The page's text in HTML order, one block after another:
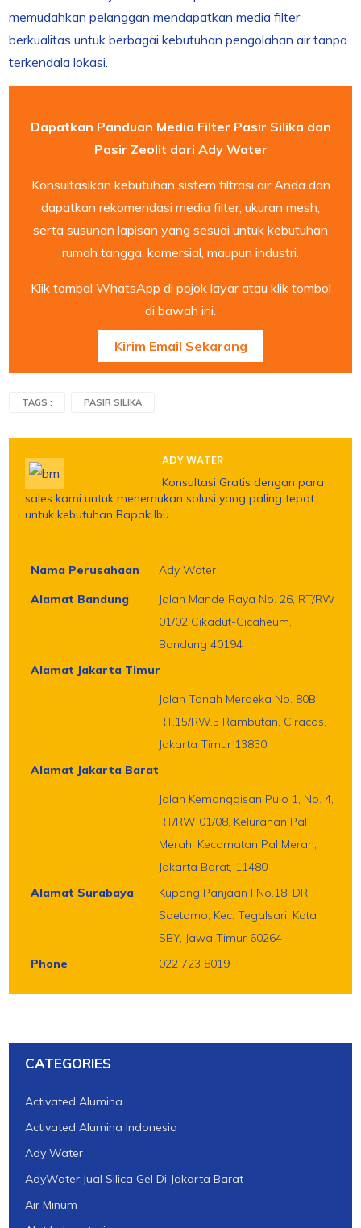
memudahkan pelanggan mendapatkan media filter
berkualitas untuk berbagai kebutuhan pengolahan air tanpa
terkendala lokasi.
Dapatkan Panduan Media Filter Pasir Silika dan
Pasir Zeolit dari Ady Water
Konsultasikan kebutuhan sistem filtrasi air Anda dan
dapatkan rekomendasi media filter, ukuran mesh,
serta susunan lapisan yang sesuai untuk kebutuhan
rumah tangga, komersial, maupun industri.
Klik tombol WhatsApp di pojok layar atau klik tombol
di bawah ini.
Kirim Email Sekarang
TAGS : PASIR SILIKA
ADY WATER
Konsultasi Gratis dengan para
sales kami untuk menemukan solusi yang paling tepat
untuk kebutuhan Bapak Ibu
Nama Perusahaan
Ady Water
Alamat Bandung
Jalan Mande Raya No. 26, RT/RW
01/02 Cikadut-Cicaheum,
Bandung 40194
Alamat Jakarta Timur
Jalan Tanah Merdeka No. 80B,
RT.15/RW.5 Rambutan, Ciracas,
Jakarta Timur 13830
Alamat Jakarta Barat
Jalan Kemanggisan Pulo 1, No. 4,
RT/RW 01/08, Kelurahan Pal
Merah, Kecamatan Pal Merah,
Jakarta Barat, 11480
Alamat Surabaya
Kupang Panjaan I No.18, DR.
Soetomo, Kec. Tegalsari, Kota
SBY, Jawa Timur 60264
Phone
022 723 8019
CATEGORIES
Activated Alumina
Activated Alumina Indonesia
Ady Water
AdyWater:Jual Silica Gel Di Jakarta Barat
Air Minum